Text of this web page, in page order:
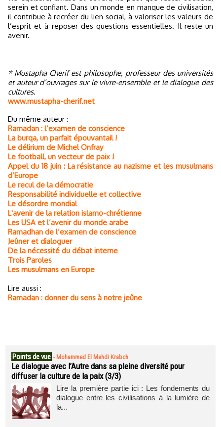
serein et confiant. Dans un monde en manque de civilisation,
il contribue à recréer du lien social, à valoriser les valeurs de
l’esprit et à reposer des questions essentielles. Il reste un
avenir.
* Mustapha Cherif est philosophe, professeur des universités
et auteur d’ouvrages sur le vivre-ensemble et le dialogue des
cultures.
www.mustapha-cherif.net
Du même auteur :
Ramadan : l’examen de conscience
La burqa, un parfait épouvantail !
Le délirium de Michel Onfray
Le football, un vecteur de paix !
Appel du 18 juin : La résistance au nazisme et les musulmans
d’Europe
Le recul de la démocratie
Responsabilité individuelle et collective
Le désordre mondial
L'avenir de la relation islamo-chrétienne
Les USA et l’avenir du monde arabe
Ramadhan de l’examen de conscience
Jeûner et dialoguer
De la nécessité du débat interne
Trois Paroles
Les musulmans en Europe
Lire aussi :
Ramadan : donner du sens à notre jeûne
Points de vue - Mohammed El Mahdi Krabch
Le dialogue avec l’Autre dans sa pleine diversité pour
diffuser la culture de la paix (3/3)
Lire la première partie ici : Les fondements du
dialogue entre les civilisations à la lumière de
la...